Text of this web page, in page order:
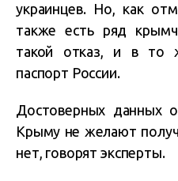
украинцев. Но, как
также есть ряд
такой отказ, и в то
паспорт России.
Достоверных данных
Крыму не желают
нет, говорят эксперты.